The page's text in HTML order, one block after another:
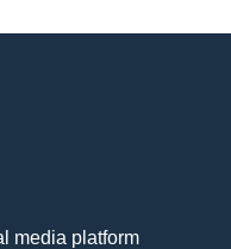
media platform